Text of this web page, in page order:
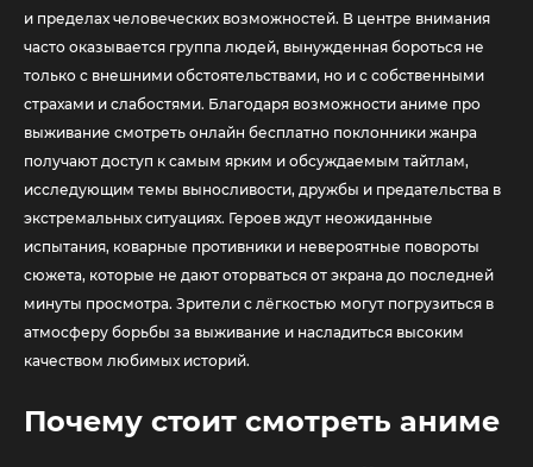
и пределах человеческих возможностей. В центре внимания
часто оказывается группа людей, вынужденная бороться не
только с внешними обстоятельствами, но и с собственными
страхами и слабостями. Благодаря возможности аниме про
выживание смотреть онлайн бесплатно поклонники жанра
получают доступ к самым ярким и обсуждаемым тайтлам,
исследующим темы выносливости, дружбы и предательства в
экстремальных ситуациях. Героев ждут неожиданные
испытания, коварные противники и невероятные повороты
сюжета, которые не дают оторваться от экрана до последней
минуты просмотра. Зрители с лёгкостью могут погрузиться в
атмосферу борьбы за выживание и насладиться высоким
качеством любимых историй.
Почему стоит смотреть аниме